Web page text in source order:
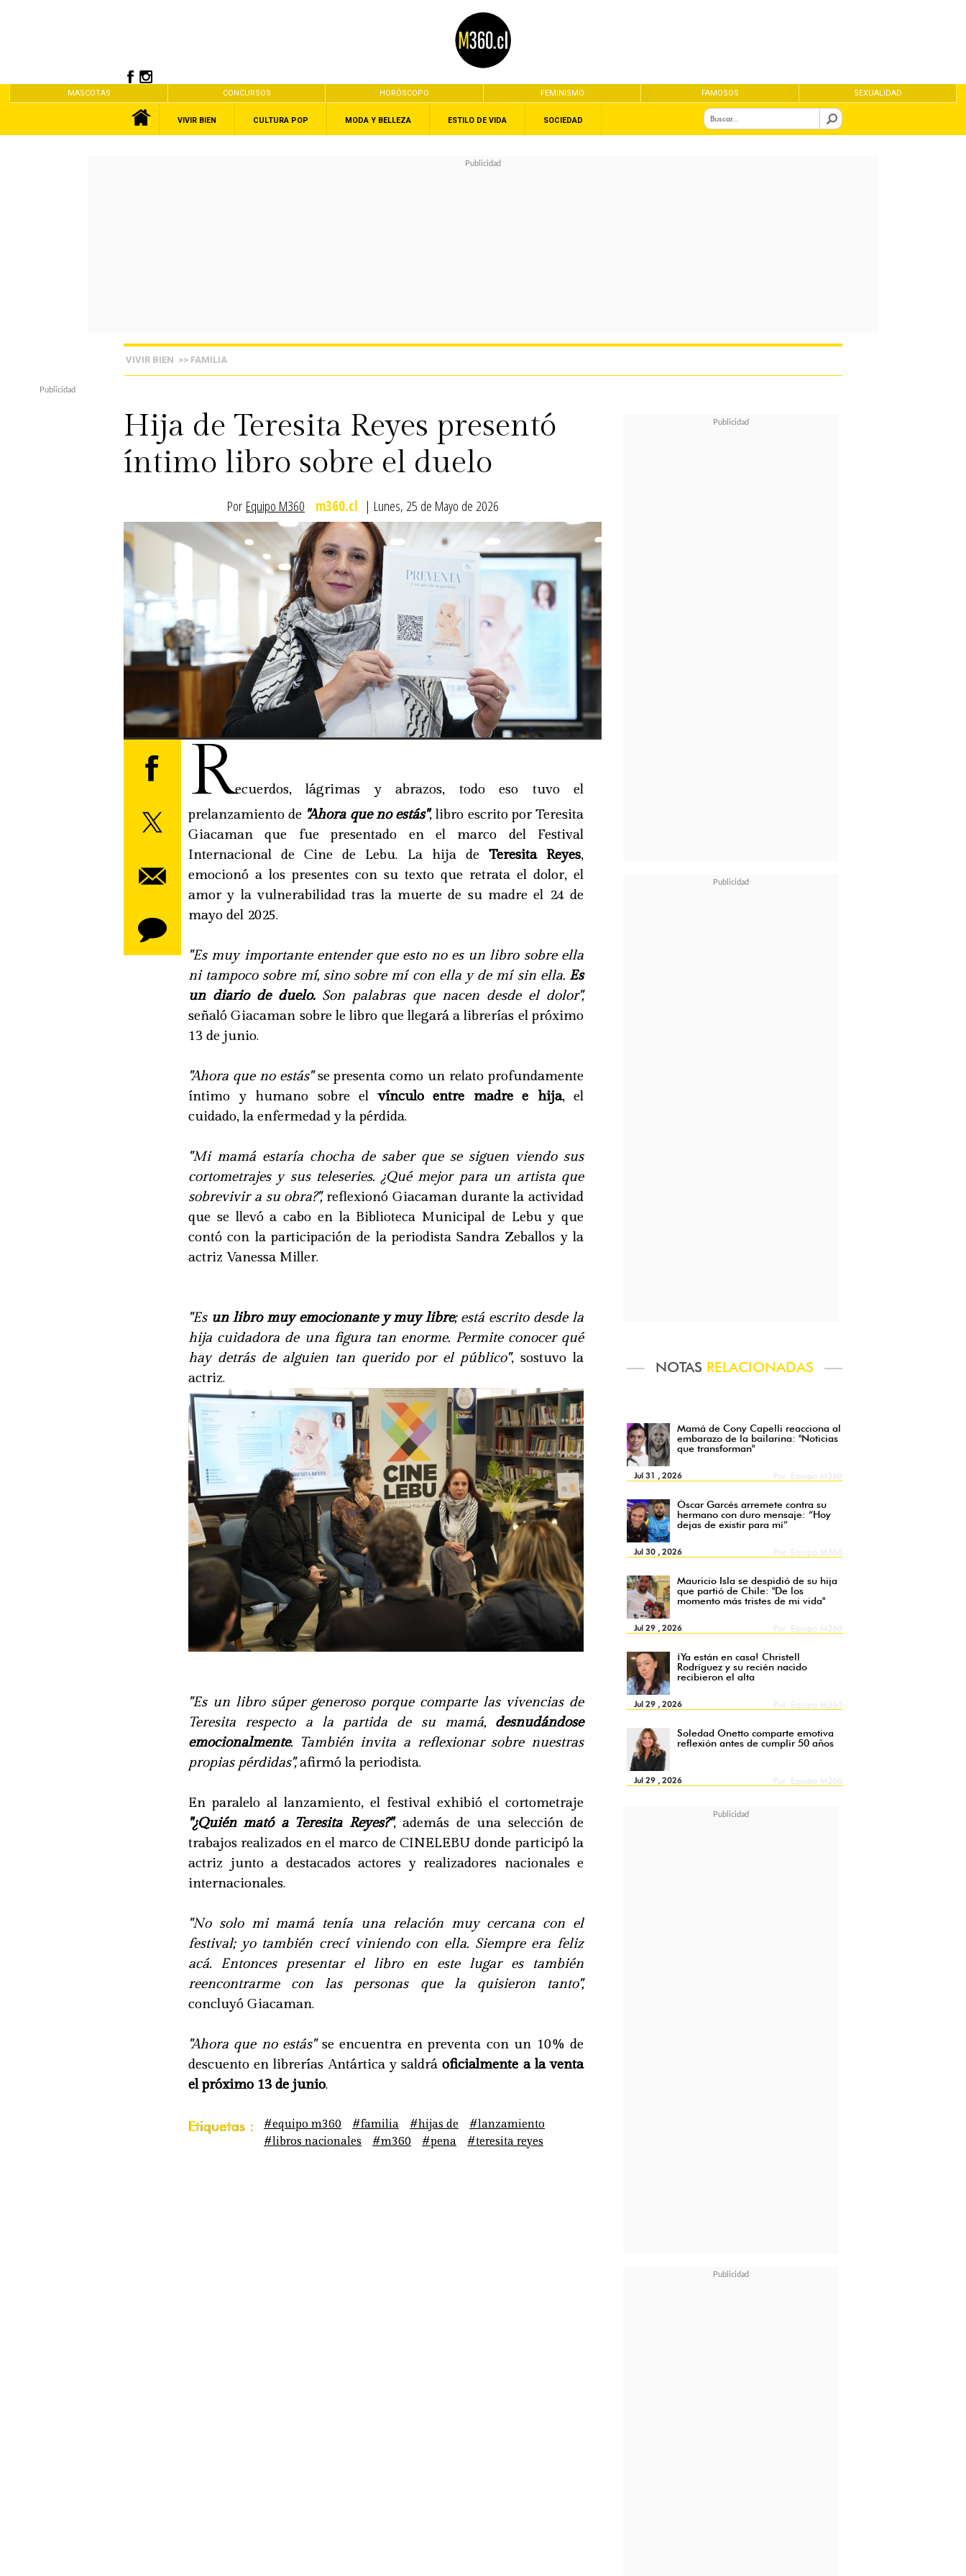
MASCOTAS CONCURSOS HORÓSCOPO FEMINISMO FAMOSOS SEXUALIDAD
VIVIR BIEN CULTURA POP MODA Y BELLEZA ESTILO DE VIDA SOCIEDAD
VIVIR BIEN >> FAMILIA
Hija de Teresita Reyes presentó
íntimo libro sobre el duelo
Por Equipo M360 m360.cl | Lunes, 25 de Mayo de 2026
NOTAS RELACIONADAS
Mamá de Cony Capelli reacciona al
embarazo de la bailarina: "Noticias
que transforman"
Jul 31 , 2026
Óscar Garcés arremete contra su
hermano con duro mensaje: “Hoy
dejas de existir para mí”
Jul 30 , 2026
Mauricio Isla se despidió de su hija
que partió de Chile: "De los
momento más tristes de mi vida"
Jul 29 , 2026
¡Ya están en casa! Christell
Rodríguez y su recién nacido
recibieron el alta
Jul 29 , 2026
Soledad Onetto comparte emotiva
reflexión antes de cumplir 50 años
Jul 29 , 2026
Recuerdos, lágrimas y abrazos, todo eso tuvo el
prelanzamiento de "Ahora que no estás", libro escrito por Teresita
Giacaman que fue presentado en el marco del Festival
Internacional de Cine de Lebu. La hija de Teresita Reyes,
emocionó a los presentes con su texto que retrata el dolor, el
amor y la vulnerabilidad tras la muerte de su madre el 24 de
mayo del 2025.
"Es muy importante entender que esto no es un libro sobre ella
ni tampoco sobre mí, sino sobre mí con ella y de mí sin ella.Es
un diario de duelo.Son palabras que nacen desde el dolor",
señaló Giacaman sobre le libro que llegará a librerías el próximo
13 de junio.
"Ahora que no estás"se presenta como un relato profundamente
íntimo y humano sobre elvínculo entre madre e hija, el
cuidado, la enfermedad y la pérdida.
"Mi mamá estaría chocha de saber que se siguen viendo sus
cortometrajes y sus teleseries. ¿Qué mejor para un artista que
sobrevivir a su obra?",reflexionó Giacaman durante la actividad
que se llevó a cabo en la Biblioteca Municipal de Lebu y que
contó con la participación de la periodista Sandra Zeballos y la
actriz Vanessa Miller.
"Es un libro muy emocionante y muy libre; está escrito desde la
hija cuidadora de una figura tan enorme. Permite conocer qué
hay detrás de alguien tan querido por el público", sostuvo la
actriz.
"Es un libro súper generoso porque comparte las vivencias de
Teresita respecto a la partida de su mamá, desnudándose
emocionalmente. También invita a reflexionar sobre nuestras
propias pérdidas",afirmó la periodista.
En paralelo al lanzamiento, el festival exhibió el cortometraje
"¿Quién mató a Teresita Reyes?", además de una selección de
trabajos realizados en el marco de CINELEBU donde participó la
actriz junto a destacados actores y realizadores nacionales e
internacionales.
"No solo mi mamá tenía una relación muy cercana con el
festival; yo también crecí viniendo con ella. Siempre era feliz
acá. Entonces presentar el libro en este lugar es también
reencontrarme con las personas que la quisieron tanto",
concluyó Giacaman.
"Ahora que no estás"se encuentra en preventa con un 10% de
descuento en librerías Antártica y saldráoficialmente a la venta
el próximo 13 de junio.
Etiquetas : #equipo m360 #familia #hijas de
#lanzamiento
#libros nacionales
#m360 #pena #teresita reyes